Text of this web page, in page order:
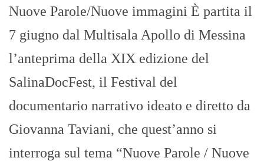
Nuove Parole/Nuove immagini È partita il
7 giugno dal Multisala Apollo di Messina
l’anteprima della XIX edizione del
SalinaDocFest, il Festival del
documentario narrativo ideato e diretto da
Giovanna Taviani, che quest’anno si
interroga sul tema “Nuove Parole / Nuove